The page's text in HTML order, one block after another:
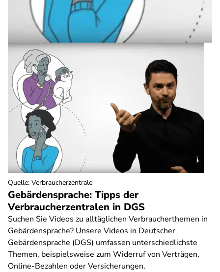
Gebärdensprache: Tipps der
Verbraucherzentralen in DGS
Suchen Sie Videos zu alltäglichen Verbraucherthemen in
Gebärdensprache? Unsere Videos in Deutscher
Gebärdensprache (DGS) umfassen unterschiedlichste
Themen, beispielsweise zum Widerruf von Verträgen,
Online-Bezahlen oder Versicherungen.
Quelle: Verbraucherzentrale